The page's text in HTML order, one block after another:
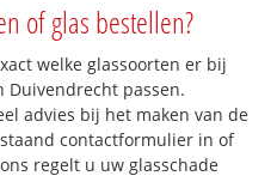
of glas bestellen?
welke glassoorten er bij
passen.
advies bij het maken van de
contactformulier in of
regelt u uw glasschade